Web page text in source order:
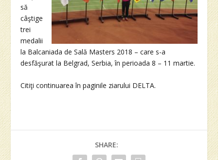
să
câştige
trei
medalii
la Balcaniada de Sală Masters 2018 – care s-a
desfăşurat la Belgrad, Serbia, în perioada 8 – 11 martie.
Citiţi continuarea în paginile ziarului DELTA.
SHARE: